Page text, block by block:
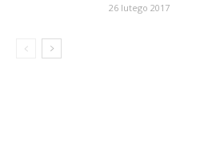
26 lutego 2017